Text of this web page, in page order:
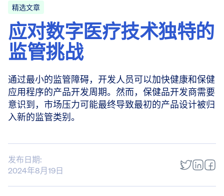
精选文章
应对数字医疗技术独特的
监管挑战
通过最小的监管障碍，开发人员可以加快健康和保健
应用程序的产品开发周期。然而，保健品开发商需要
意识到，市场压力可能最终导致最初的产品设计被归
入新的监管类别。
发布日期:
2024年8月19日